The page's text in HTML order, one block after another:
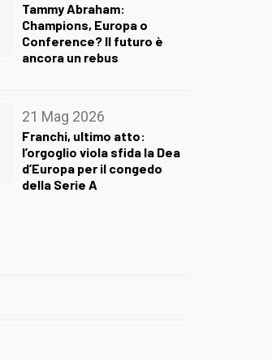
Tammy Abraham:
Champions, Europa o
Conference? Il futuro è
ancora un rebus
21 Mag 2026
Franchi, ultimo atto:
l’orgoglio viola sfida la Dea
d’Europa per il congedo
della Serie A